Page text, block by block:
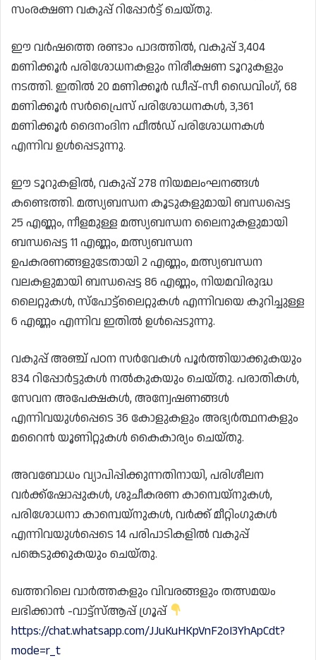
സംരക്ഷണ വകുപ്പ് റിപ്പോർട്ട് ചെയ്‌തു.
ഈ വർഷത്തെ രണ്ടാം പാദത്തിൽ, വകുപ്പ് 3,404
മണിക്കൂർ പരിശോധനകളും നിരീക്ഷണ ടൂറുകളും
നടത്തി. ഇതിൽ 20 മണിക്കൂർ ഡീപ്പ്-സീ ഡൈവിംഗ്, 68
മണിക്കൂർ സർപ്രൈസ് പരിശോധനകൾ, 3,361
മണിക്കൂർ ദൈനംദിന ഫീൽഡ് പരിശോധനകൾ
എന്നിവ ഉൾപ്പെടുന്നു.
ഈ ടൂറുകളിൽ, വകുപ്പ് 278 നിയമലംഘനങ്ങൾ
കണ്ടെത്തി. മത്സ്യബന്ധന കൂടുകളുമായി ബന്ധപ്പെട്ട
25 എണ്ണം, നീളമുള്ള മത്സ്യബന്ധന ലൈനുകളുമായി
ബന്ധപ്പെട്ട 11 എണ്ണം, മത്സ്യബന്ധന
ഉപകരണങ്ങളുടേതായി 2 എണ്ണം, മത്സ്യബന്ധന
വലകളുമായി ബന്ധപ്പെട്ട 86 എണ്ണം, നിയമവിരുദ്ധ
ലൈറ്റുകൾ, സ്പോട്ട്ലൈറ്റുകൾ എന്നിവയെ കുറിച്ചുള്ള
6 എണ്ണം എന്നിവ ഇതിൽ ഉൾപ്പെടുന്നു.
വകുപ്പ് അഞ്ച് പഠന സർവേകൾ പൂർത്തിയാക്കുകയും
834 റിപ്പോർട്ടുകൾ നൽകുകയും ചെയ്തു. പരാതികൾ,
സേവന അപേക്ഷകൾ, അന്വേഷണങ്ങൾ
എന്നിവയുൾപ്പെടെ 36 കോളുകളും അഭ്യർത്ഥനകളും
മറൈൻ യൂണിറ്റുകൾ കൈകാര്യം ചെയ്തു.
അവബോധം വ്യാപിപ്പിക്കുന്നതിനായി, പരിശീലന
വർക്ക്ഷോപ്പുകൾ, ശുചീകരണ കാമ്പെയ്‌നുകൾ,
പരിശോധനാ കാമ്പെയ്‌നുകൾ, വർക്ക് മീറ്റിംഗുകൾ
എന്നിവയുൾപ്പെടെ 14 പരിപാടികളിൽ വകുപ്പ്
പങ്കെടുക്കുകയും ചെയ്‌തു.
ഖത്തറിലെ വാർത്തകളും വിവരങ്ങളും തത്സമയം
ലഭിക്കാൻ -വാട്ട്സ്ആപ്പ് ഗ്രൂപ്പ്
https://chat.whatsapp.com/JJuKuHKpVnF2oI3YhApCdt?
mode=r_t